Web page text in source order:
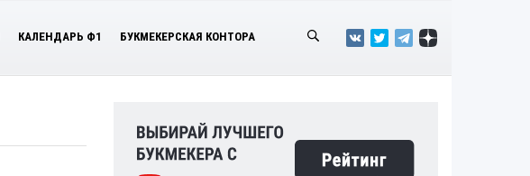
КАЛЕНДАРЬ Ф1 БУКМЕКЕРСКАЯ КОНТОРА